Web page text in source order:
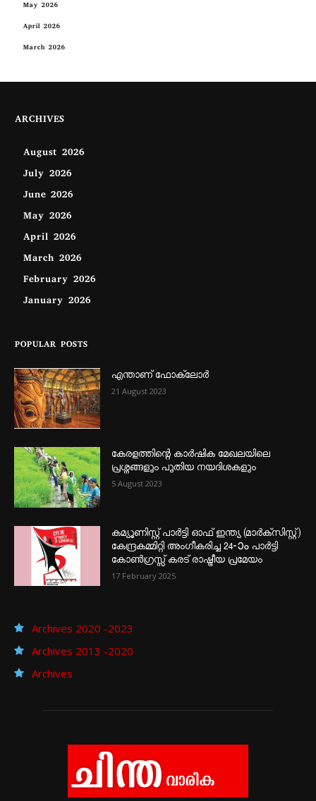
May 2026
April 2026
March 2026
ARCHIVES
August 2026
July 2026
June 2026
May 2026
April 2026
March 2026
February 2026
January 2026
POPULAR POSTS
എന്താണ്‌ ഫോക്‌ലോർ
21 August 2023
കേരളത്തിന്റെ കാർഷിക മേഖലയിലെ
പ്രശ്നങ്ങളും പുതിയ നയദിശകളും
5 August 2023
കമ്യൂണിസ്റ്റ് പാർട്ടി ഓഫ് ഇന്ത്യ (മാർക്സിസ്റ്റ്)
കേന്ദ്രകമ്മിറ്റി അംഗീകരിച്ച 24‐ാം പാർട്ടി
കോൺഗ്രസ്സ് കരട് രാഷ്ട്രീയ പ്രമേയം
17 February 2025
Archives 2020 -2023
Archives 2013 -2020
Archives